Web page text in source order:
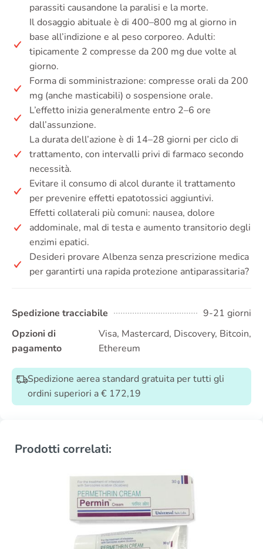
parassiti causandone la paralisi e la morte.
Il dosaggio abituale è di 400–800 mg al giorno in
base all’indizione e al peso corporeo. Adulti:
tipicamente 2 compresse da 200 mg due volte al
giorno.
Forma di somministrazione: compresse orali da 200
mg (anche masticabili) o sospensione orale.
L’effetto inizia generalmente entro 2–6 ore
dall’assunzione.
La durata dell’azione è di 14–28 giorni per ciclo di
trattamento, con intervalli privi di farmaco secondo
necessità.
Evitare il consumo di alcol durante il trattamento
per prevenire effetti epatotossici aggiuntivi.
Effetti collaterali più comuni: nausea, dolore
addominale, mal di testa e aumento transitorio degli
enzimi epatici.
Desideri provare Albenza senza prescrizione medica
per garantirti una rapida protezione antiparassitaria?
Spedizione tracciabile
9-21 giorni
Opzioni di
pagamento
Visa, Mastercard, Discovery, Bitcoin,
Ethereum
Spedizione aerea standard gratuita per tutti gli
ordini superiori a € 172,19
Prodotti correlati: